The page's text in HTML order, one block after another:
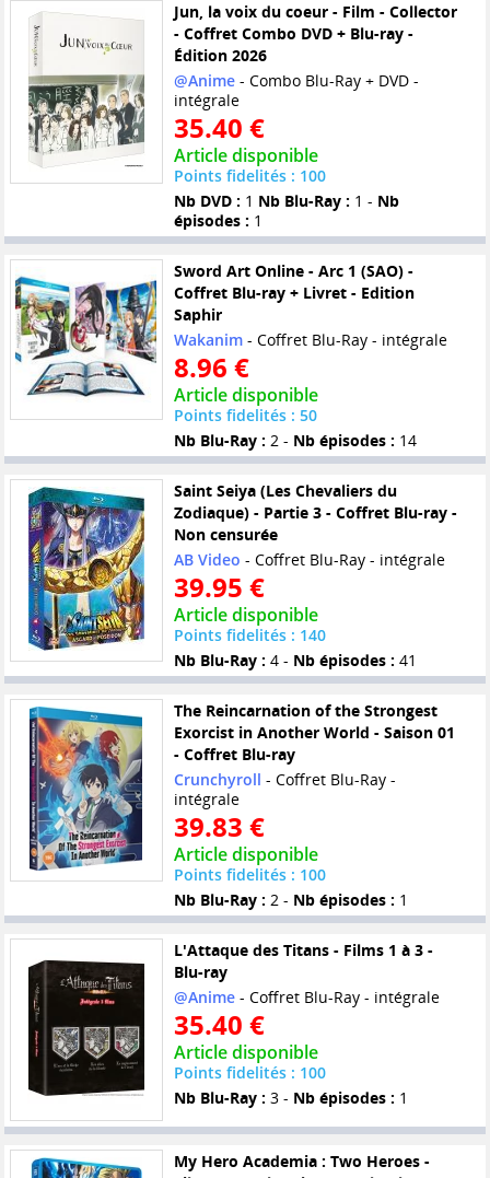
Jun, la voix du coeur - Film - Collector
- Coffret Combo DVD + Blu-ray -
Édition 2026
@Anime- Combo Blu-Ray + DVD -
intégrale
35.40 €
Article disponible
Points fidelités : 100
Nb DVD : 1 Nb Blu-Ray : 1 - Nb
épisodes : 1
Sword Art Online - Arc 1 (SAO) -
Coffret Blu-ray + Livret - Edition
Saphir
Wakanim- Coffret Blu-Ray - intégrale
8.96 €
Article disponible
Points fidelités : 50
Nb Blu-Ray : 2 - Nb épisodes : 14
Saint Seiya (Les Chevaliers du
Zodiaque) - Partie 3 - Coffret Blu-ray -
Non censurée
AB Video - Coffret Blu-Ray - intégrale
39.95 €
Article disponible
Points fidelités : 140
Nb Blu-Ray : 4 - Nb épisodes : 41
The Reincarnation of the Strongest
Exorcist in Another World - Saison 01
- Coffret Blu-ray
Crunchyroll - Coffret Blu-Ray -
intégrale
39.83 €
Article disponible
Points fidelités : 100
Nb Blu-Ray : 2 - Nb épisodes : 1
L'Attaque des Titans - Films 1 à 3 -
Blu-ray
@Anime- Coffret Blu-Ray - intégrale
35.40 €
Article disponible
Points fidelités : 100
Nb Blu-Ray : 3 - Nb épisodes : 1
My Hero Academia : Two Heroes -